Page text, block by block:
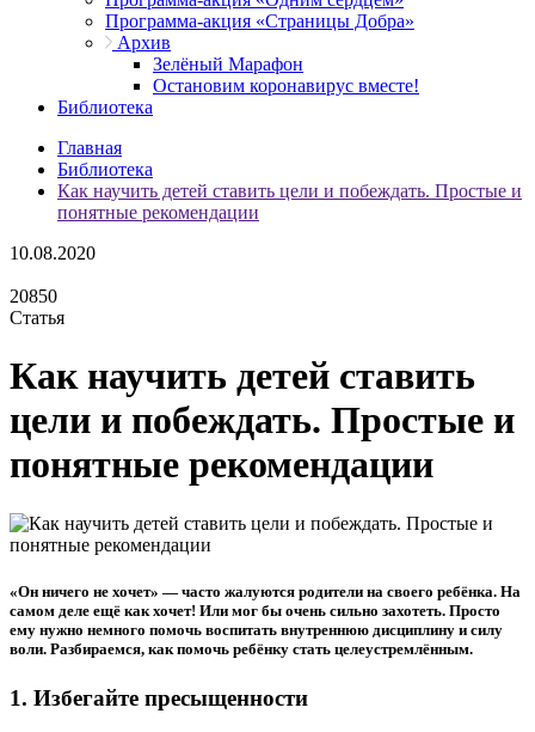
Программа-акция «Страницы Добра»
Архив
Зелёный Марафон
Остановим коронавирус вместе!
Библиотека
Главная
Библиотека
Как научить детей ставить цели и побеждать. Простые и
понятные рекомендации
10.08.2020
20850
Статья
Как научить детей ставить
цели и побеждать. Простые и
понятные рекомендации
«Он ничего не хочет» — часто жалуются родители на своего ребёнка. На
самом деле ещё как хочет! Или мог бы очень сильно захотеть. Просто
ему нужно немного помочь воспитать внутреннюю дисциплину и силу
воли. Разбираемся, как помочь ребёнку стать целеустремлённым.
1. Избегайте пресыщенности